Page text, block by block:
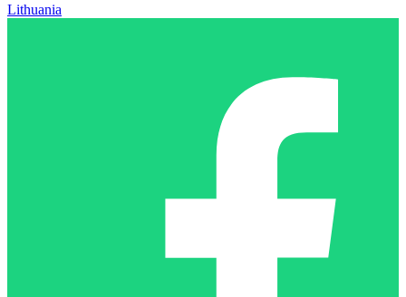
Lithuania